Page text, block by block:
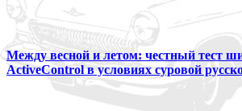
Между весной и летом: честный тест
ActiveControl в условиях суровой